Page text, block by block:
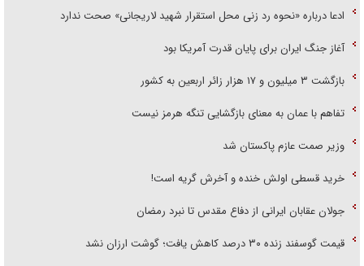
ادعا درباره «نحوه رد زنی محل استقرار شهید لاریجانی» صحت ندارد
آغاز جنگ ایران برای پایان قدرت آمریکا بود
بازگشت ۳ میلیون و ۱۷ هزار زائر اربعین به کشور
تفاهم با عمان به معنای بازگشایی تنگه هرمز نیست
وزیر صمت عازم پاکستان شد
خرید قسطی اولش خنده و آخرش گریه است!
جولان عقابان ایرانی از دفاع مقدس تا نبرد رمضان
قیمت گوسفند زنده ۳۰ درصد کاهش یافت؛ گوشت ارزان نشد